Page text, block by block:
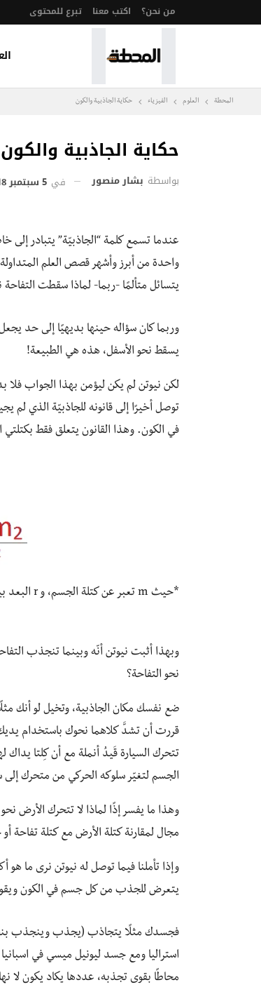
من نحن؟ اكتب معنا تبرع للمحتوى
المحطة العلوم الفيزياء حكاية الجاذبية والكون
حكاية الجاذبية والكون
بواسطة بشار منصور في 5 سبتمبر 2018
عندما تسمع كلمة “الجاذبيّة” يتبادر إلى
واحدة من أبرز وأشهر قصص العلم
يتسائل متألمًا -ربما- لماذا سقطت التفاحة
وربما كان سؤاله حينها بديهيًا إلى حد
يسقط نحو الأسفل، هذه هي الطبيعة!
لكن نيوتن لم يكن ليؤمن بهذا الجواب
توصل أخيرًا إلى قانونه للجاذبيّة الذي
في الكون. وهذا القانون يتعلق فقط
*حيث m تعبر عن كتلة الجسم، و r البعد بين الجسمين المتجاذبين، و G ثابت الجذب العام.
وبهذا أثبت نيوتن أنّه وبينما تنجذب
نحو التفاحة؟
ضع نفسك مكان الجاذبية، وتخيل لو أنك
قررت أن تشدَّ كلاهما نحوك باستخدام
تتحرك السيارة قَيدُ أنملة مع أن كِلتا يداك
الجسم لتغيّر سلوكه الحركي من متحرك إلى
وهذا ما يفسر إذًا لماذا لا تتحرك الأرض
مجال لمقارنة كتلة الأرض مع كتلة تفاحة
وإذا تأملنا فيما توصل له نيوتن نرى ما هو
يتعرض للجذب من كل جسم في الكون
فجسدك مثلًا يتجاذب (يجذب وينجذب
استراليا ومع جسد ليونيل ميسي في
محاطًا بقوى تجذبه، عددها يكاد يكون لا